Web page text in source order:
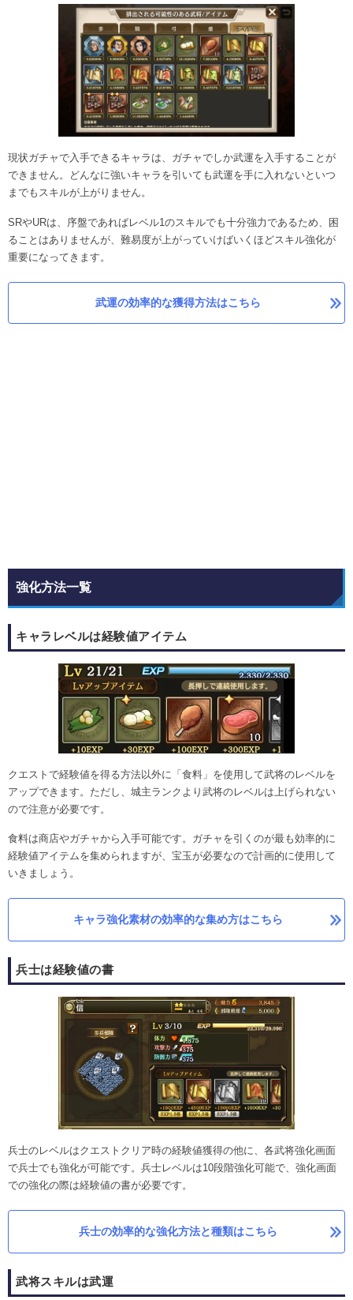
現状ガチャで入手できるキャラは、ガチャでしか武運を入手することが
できません。どんなに強いキャラを引いても武運を手に入れないといつ
までもスキルが上がりません。
SRやURは、序盤であればレベル1のスキルでも十分強力であるため、困
ることはありませんが、難易度が上がっていけばいくほどスキル強化が
重要になってきます。
武運の効率的な獲得方法はこちら
強化方法一覧
キャラレベルは経験値アイテム
クエストで経験値を得る方法以外に「食料」を使用して武将のレベルを
アップできます。ただし、城主ランクより武将のレベルは上げられない
ので注意が必要です。
食料は商店やガチャから入手可能です。ガチャを引くのが最も効率的に
経験値アイテムを集められますが、宝玉が必要なので計画的に使用して
いきましょう。
キャラ強化素材の効率的な集め方はこちら
兵士は経験値の書
兵士のレベルはクエストクリア時の経験値獲得の他に、各武将強化画面
で兵士でも強化が可能です。兵士レベルは10段階強化可能で、強化画面
での強化の際は経験値の書が必要です。
兵士の効率的な強化方法と種類はこちら
武将スキルは武運